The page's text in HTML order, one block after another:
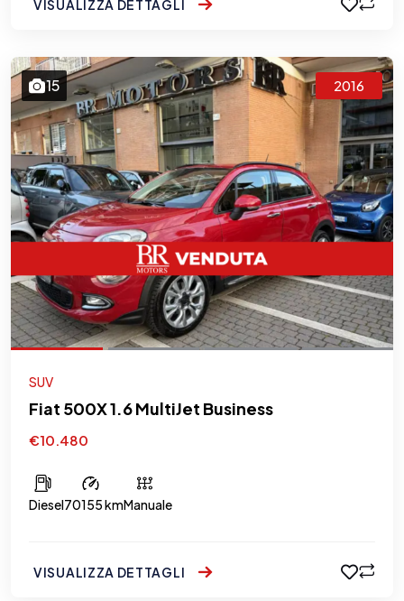
VISUALIZZA DETTAGLI
15 2016
SUV
Fiat 500X 1.6 MultiJet Business
€10.480
Diesel70155 kmManuale
VISUALIZZA DETTAGLI